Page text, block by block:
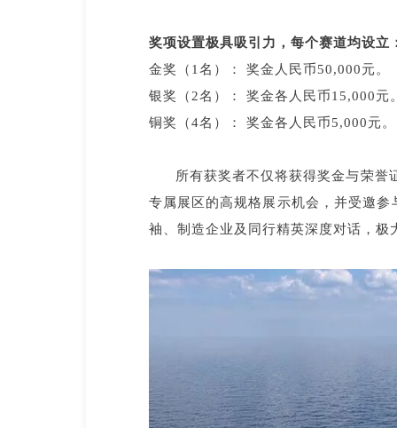
奖项设置极具吸引力，每个赛道均设立
金奖（1名）： 奖金人民币50,000元。
银奖（2名）： 奖金各人民币15,000元
铜奖（4名）： 奖金各人民币5,000元。
所有获奖者不仅将获得奖金与荣
专属展区的高规格展示机会，并受邀
袖、制造企业及同行精英深度对话，极